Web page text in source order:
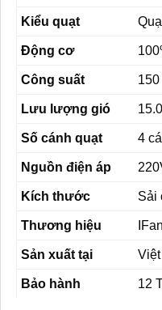
Kiểu quạt
Động cơ
Công suất 150
Lưu lượng gió
Số cánh quạt 4
Nguồn điện áp
Kích thước Sải
Thương hiệu IFan
Sản xuất tại
Bảo hành 12